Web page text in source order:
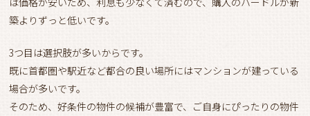
築よりずっと低いです。
3つ目は選択肢が多いからです。
既に首都圏や駅近など都合の良い場所にはマンションが建っている
場合が多いです。
そのため、好条件の物件の候補が豊富で、ご自身にぴったりの物件